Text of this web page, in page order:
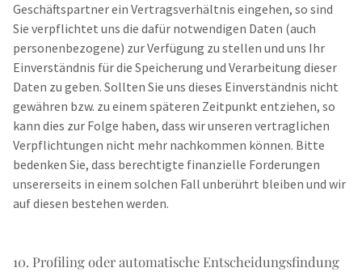
Geschäftspartner ein Vertragsverhältnis eingehen, so sind
Sie verpflichtet uns die dafür notwendigen Daten (auch
personenbezogene) zur Verfügung zu stellen und uns Ihr
Einverständnis für die Speicherung und Verarbeitung dieser
Daten zu geben. Sollten Sie uns dieses Einverständnis nicht
gewähren bzw. zu einem späteren Zeitpunkt entziehen, so
kann dies zur Folge haben, dass wir unseren vertraglichen
Verpflichtungen nicht mehr nachkommen können. Bitte
bedenken Sie, dass berechtigte finanzielle Forderungen
unsererseits in einem solchen Fall unberührt bleiben und wir
auf diesen bestehen werden.
10. Profiling oder automatische Entscheidungsfindung